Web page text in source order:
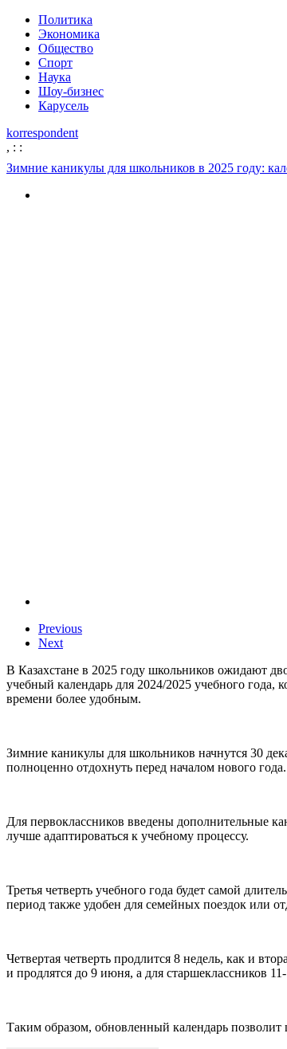
Политика
Экономика
Общество
Спорт
Наука
Шоу-бизнес
Карусель
korrespondent
, : :
Зимние каникулы для школьников в 2025 году:
Previous
Next
В Казахстане в 2025 году школьников ожидают
учебный календарь для 2024/2025 учебного
времени более удобным.
Зимние каникулы для школьников начнутся 30
полноценно отдохнуть перед началом нового
Для первоклассников введены дополнительные
лучше адаптироваться к учебному процессу.
Третья четверть учебного года будет самой
период также удобен для семейных поездок или
Четвертая четверть продлится 8 недель, как и
и продлятся до 9 июня, а для старшеклассников
Таким образом, обновленный календарь